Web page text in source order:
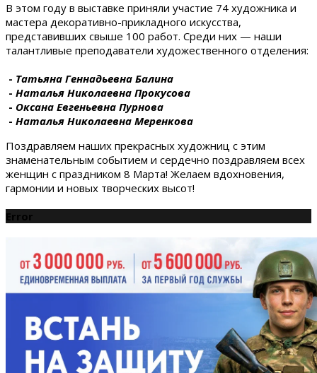
В этом году в выставке приняли участие 74 художника и
мастера декоративно-прикладного искусства,
представивших свыше 100 работ. Среди них — наши
талантливые преподаватели художественного отделения:
- Татьяна Геннадьевна Балина
- Наталья Николаевна Прокусова
- Оксана Евгеньевна Пурнова
- Наталья Николаевна Меренкова
Поздравляем наших прекрасных художниц с этим
знаменательным событием и сердечно поздравляем всех
женщин с праздником 8 Марта! Желаем вдохновения,
гармонии и новых творческих высот!
Error